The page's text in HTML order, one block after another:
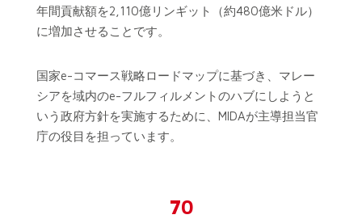
年間貢献額を2,110億リンギット（約480億米ドル）
に増加させることです。
国家e-コマース戦略ロードマップに基づき、マレー
シアを域内のe-フルフィルメントのハブにしようと
いう政府方針を実施するために、MIDAが主導担当官
庁の役目を担っています。
70